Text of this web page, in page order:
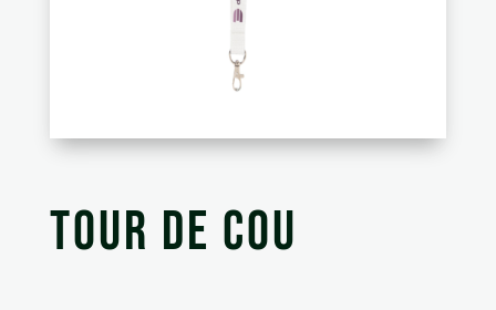
Tour de cou